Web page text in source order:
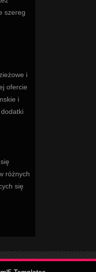
szereg
i
ofercie
i
różnych
się